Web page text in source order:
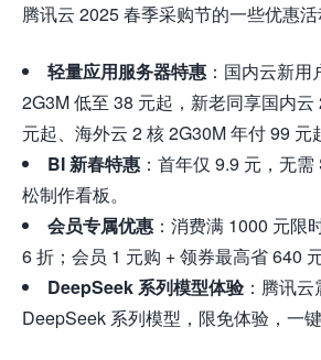
腾讯云 2025 春季采购节的一些优惠活
轻量应用服务器特惠 ：国内云新
2G3M 低至 38 元起，新老同享国内云
元起、海外云 2 核 2G30M 年付 99 元
BI 新春特惠 ：首年仅 9.9 元，无
松制作看板。
会员专属优惠 ：消费满 1000 元限
6 折；会员 1 元购 + 领券最高省 640 元
DeepSeek 系列模型体验：腾讯云
DeepSeek 系列模型，限免体验，一键